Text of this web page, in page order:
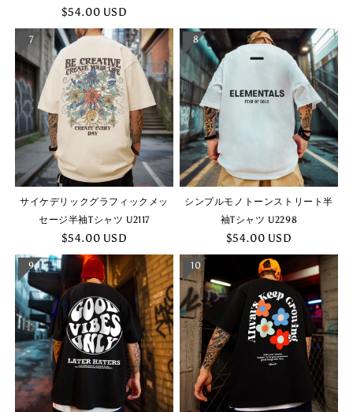
$54.00 USD
7
サイケデリックグラフィックメッ
セージ半袖Tシャツ U2117
$54.00 USD
8
シンプルモノトーンストリート半
袖Tシャツ U2298
$54.00 USD
9 10